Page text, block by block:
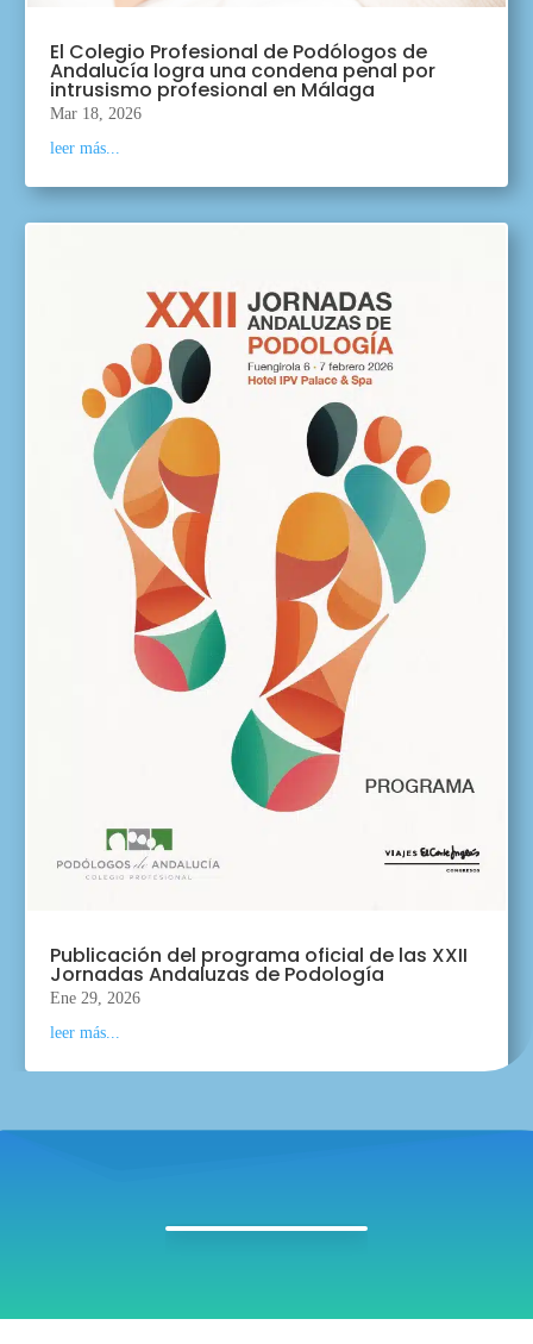
El Colegio Profesional de Podólogos de
Andalucía logra una condena penal por
intrusismo profesional en Málaga
Mar 18, 2026
leer más...
Publicación del programa oficial de las XXII
Jornadas Andaluzas de Podología
Ene 29, 2026
leer más...